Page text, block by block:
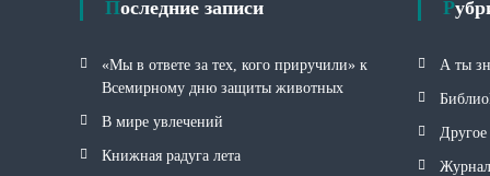
Последние записи
«Мы в ответе за тех, кого приручили» к
Всемирному дню защиты животных
В мире увлечений
Книжная радуга лета
А ты
Другое